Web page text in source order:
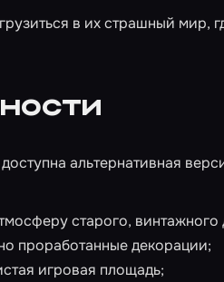
в их страшный мир,
альтернативная
старого, винтажного
проработанные декорации;
игровая площадь;